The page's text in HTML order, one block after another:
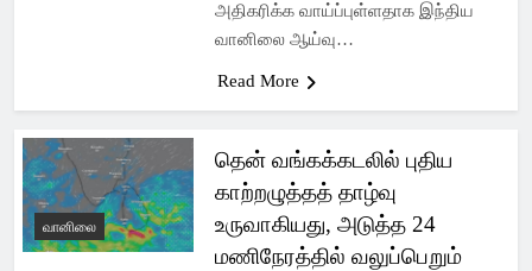
அதிகரிக்க வாய்ப்புள்ளதாக இந்திய
வானிலை ஆய்வு…
Read More
வானிலை
தென் வங்கக்கடலில் புதிய
காற்றழுத்தத் தாழ்வு
உருவாகியது, அடுத்த 24
மணிநேரத்தில் வலுப்பெறும்